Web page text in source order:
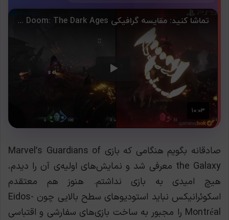
صادقانه بگویم هنگامی که بازی Marvel’s Guardians of
the Galaxy معرفی شد و نمایش‌های اولیه‌ی آن را دیدم،
هیچ امیدی به بازی نداشتم. هنوز هم معتقدم
اسکوئرانیکس نباید استودیوهای سطح بالایی چون Eidos-
Montréal را مجبور به ساخت بازی‌های سفارشی و اقتباسی